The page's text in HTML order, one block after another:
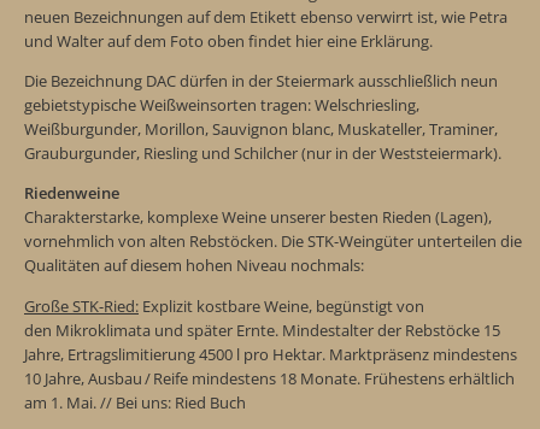
neuen Bezeichnungen auf dem Etikett ebenso verwirrt ist, wie Petra
und Walter auf dem Foto oben findet hier eine Erklärung.
Die Bezeichnung DAC dürfen in der Steiermark ausschließlich neun
gebietstypische Weißweinsorten tragen: Welschriesling,
Weißburgunder, Morillon, Sauvignon blanc, Muskateller, Traminer,
Grauburgunder, Riesling und Schilcher (nur in der Weststeiermark).
Riedenweine
Charakterstarke, komplexe Weine unserer besten Rieden (Lagen),
vornehmlich von alten Rebstöcken. Die STK-Weingüter unterteilen die
Qualitäten auf diesem hohen Niveau nochmals:
Große STK-Ried: Explizit kostbare Weine, begünstigt von
den Mikroklimata und später Ernte. Mindestalter der Rebstöcke 15
Jahre, Ertragslimitierung 4500 l pro Hektar. Marktpräsenz mindestens
10 Jahre, Ausbau / Reife mindestens 18 Monate. Frühestens erhältlich
am 1. Mai. // Bei uns: Ried Buch